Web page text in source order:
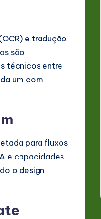
e tradução
são
técnicos entre
um com
para fluxos
e capacidades
o design